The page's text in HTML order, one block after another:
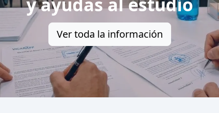
Ver toda la información